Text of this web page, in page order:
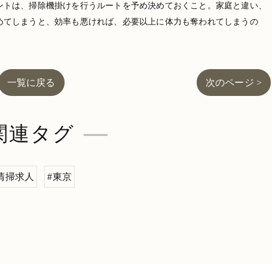
は、掃除機掛けを行うルートを予め決めておくこと。家庭と違い、
しまうと、効率も悪ければ、必要以上に体力も奪われてしまうの
一覧に戻る 次のページ >
連タグ
掃求人 #東京